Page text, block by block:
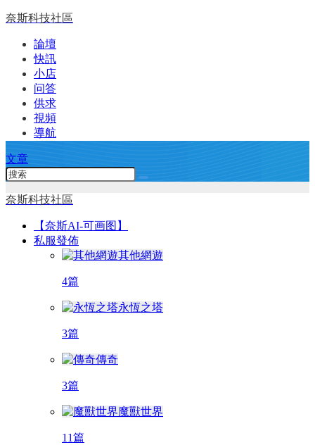
奈斯科技社區
論壇
快訊
小店
问答
供求
視頻
導航
文章
奈斯科技社區
【奈斯AI-可画图】
私服發佈
其他網遊
4篇
永恆之塔
3篇
傳奇
3篇
魔獸世界
11篇